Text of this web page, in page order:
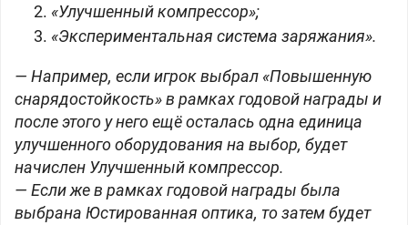
«Улучшенный компрессор»;
«Экспериментальная система заряжания».
— Например, если игрок выбрал «Повышенную
снарядостойкость» в рамках годовой награды и
после этого у него ещё осталась одна единица
улучшенного оборудования на выбор, будет
начислен Улучшенный компрессор.
— Если же в рамках годовой награды была
выбрана Юстированная оптика, то затем будет